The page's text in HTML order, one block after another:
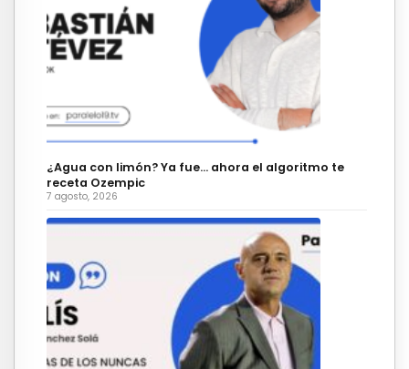
¿Agua con limón? Ya fue… ahora el algoritmo te
receta Ozempic
7 agosto, 2026